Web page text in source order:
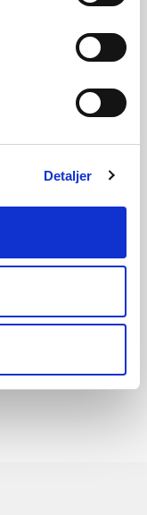
Detaljer